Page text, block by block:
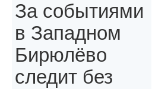
За событиями
в Западном
Бирюлёво
следит без